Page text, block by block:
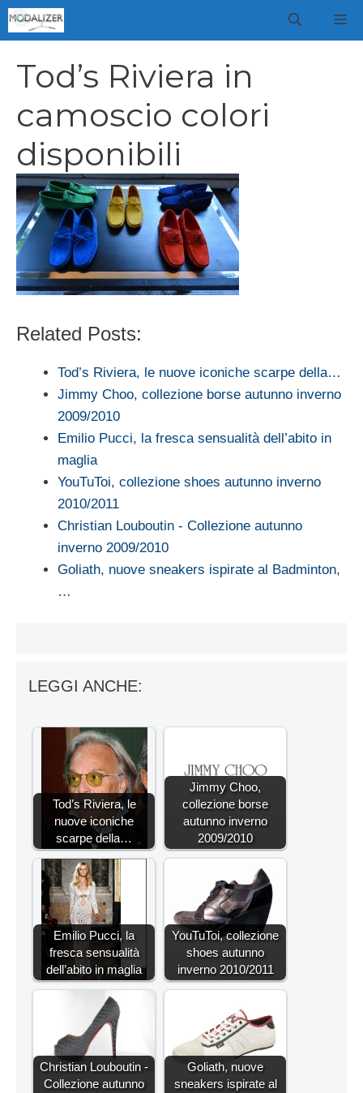
Vai
al
Tod’s Riviera in
camoscio colori
disponibili
Related Posts:
Tod’s Riviera, le nuove iconiche scarpe della…
Jimmy Choo, collezione borse autunno inverno
2009/2010
Emilio Pucci, la fresca sensualità dell’abito in
maglia
YouTuToi, collezione shoes autunno inverno
2010/2011
Christian Louboutin - Collezione autunno
inverno 2009/2010
Goliath, nuove sneakers ispirate al Badminton,
…
LEGGI ANCHE:
Tod’s Riviera, le
nuove iconiche
scarpe della…
Jimmy Choo,
collezione borse
autunno inverno
2009/2010
Emilio Pucci, la
fresca sensualità
dell’abito in maglia
YouTuToi, collezione
shoes autunno
inverno 2010/2011
Christian Louboutin -
Collezione autunno
Goliath, nuove
sneakers ispirate al